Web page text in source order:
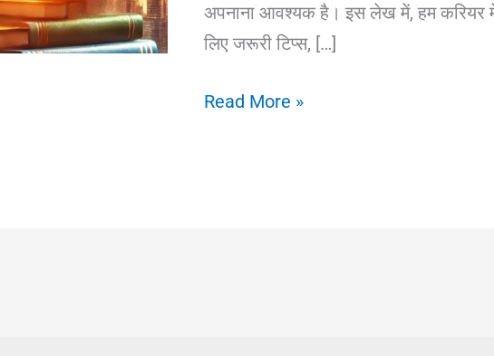
अपनाना आवश्यक है। इस लेख में, हम करियर
लिए जरूरी टिप्स, […]
2025
Read More »